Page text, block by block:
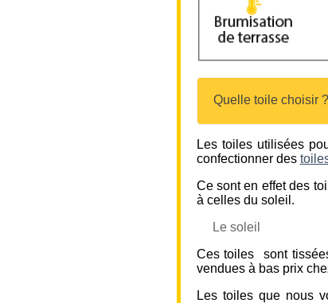
Quelle toile choisir ?
Les toiles utilisées
confectionner des
Ce sont en effet des
à celles du soleil.
Le soleil
Ces toiles sont
vendues à bas prix
Les toiles que nous